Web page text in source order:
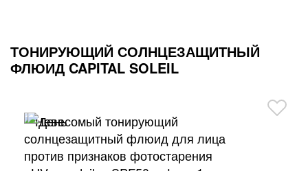
ТОНИРУЮЩИЙ СОЛНЦЕЗАЩИТНЫЙ
ФЛЮИД CAPITAL SOLEIL